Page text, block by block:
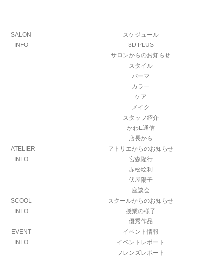
SALON
INFO
スケジュール
3D PLUS
サロンからのお知らせ
スタイル
パーマ
カラー
ケア
メイク
スタッフ紹介
かわE通信
店長から
ATELIER
INFO
アトリエからのお知らせ
宮森隆行
赤松絵利
伏屋陽子
座談会
SCOOL
INFO
スクールからのお知らせ
授業の様子
優秀作品
EVENT
INFO
イベント情報
イベントレポート
フレンズレポート